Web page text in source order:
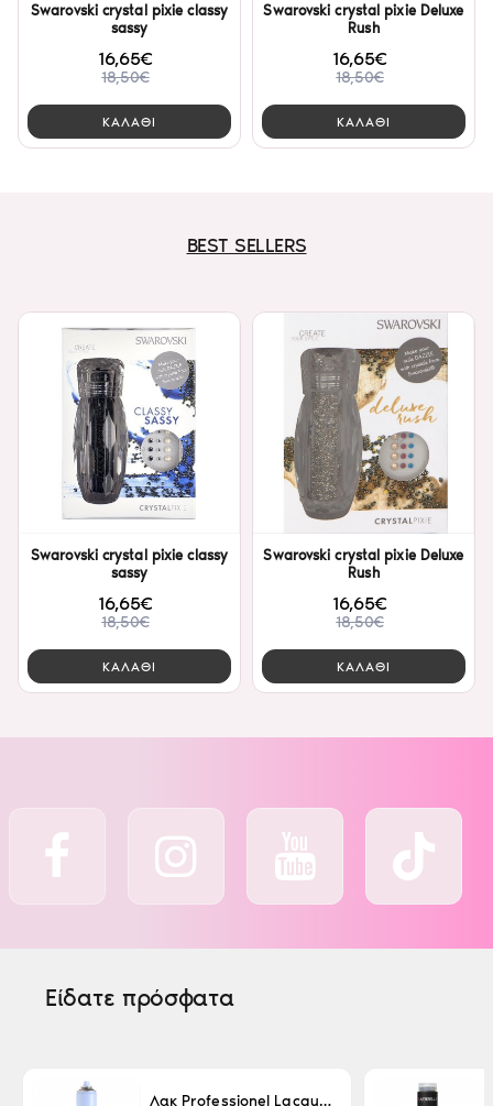
Swarovski crystal pixie classy
sassy
16,65€
18,50€
ΚΑΛΑΘΙ
Swarovski crystal pixie Deluxe
Rush
16,65€
18,50€
ΚΑΛΑΘΙ
BEST SELLERS
Swarovski crystal pixie classy
sassy
16,65€
18,50€
ΚΑΛΑΘΙ
Swarovski crystal pixie Deluxe
Rush
16,65€
18,50€
ΚΑΛΑΘΙ
Είδατε πρόσφατα
Λακ Professionel Lacque Super Strong 500ml